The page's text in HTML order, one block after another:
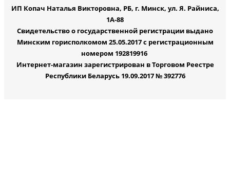
ИП Копач Наталья Викторовна, РБ, г. Минск, ул. Я. Райниса,
1А-88
Свидетельство о государственной регистрации выдано
Минским горисполкомом 25.05.2017 с регистрационным
номером 192819916
Интернет-магазин зарегистрирован в Торговом Реестре
Республики Беларусь 19.09.2017 № 392776